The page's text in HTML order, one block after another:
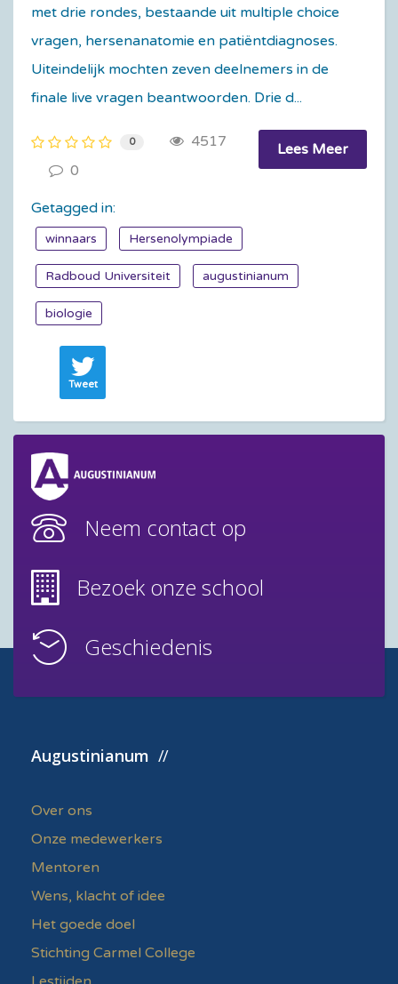
met drie rondes, bestaande uit multiple choice
vragen, hersenanatomie en patiëntdiagnoses.
Uiteindelijk mochten zeven deelnemers in de
finale live vragen beantwoorden. Drie d...
Lees Meer
0
4517
0
Getagged in:
winnaars Hersenolympiade
Radboud Universiteit augustinianum
biologie
Tweet
Neem contact op
Bezoek onze school
Geschiedenis
Augustinianum
Over ons
Onze medewerkers
Mentoren
Wens, klacht of idee
Het goede doel
Stichting Carmel College